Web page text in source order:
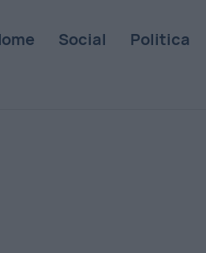
Social Politica